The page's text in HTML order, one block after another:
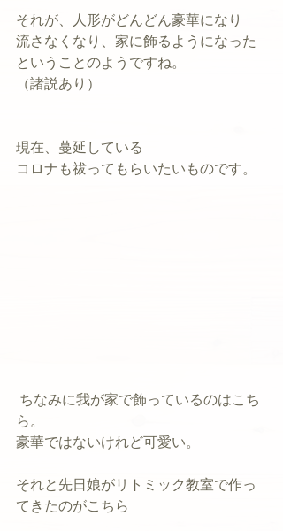
それが、人形がどんどん豪華になり
流さなくなり、家に飾るようになった
ということのようですね。
（諸説あり）
現在、蔓延している
コロナも祓ってもらいたいものです。
ら。
豪華ではないけれど可愛い。
それと先日娘がリトミック教室で作っ
てきたのがこちら